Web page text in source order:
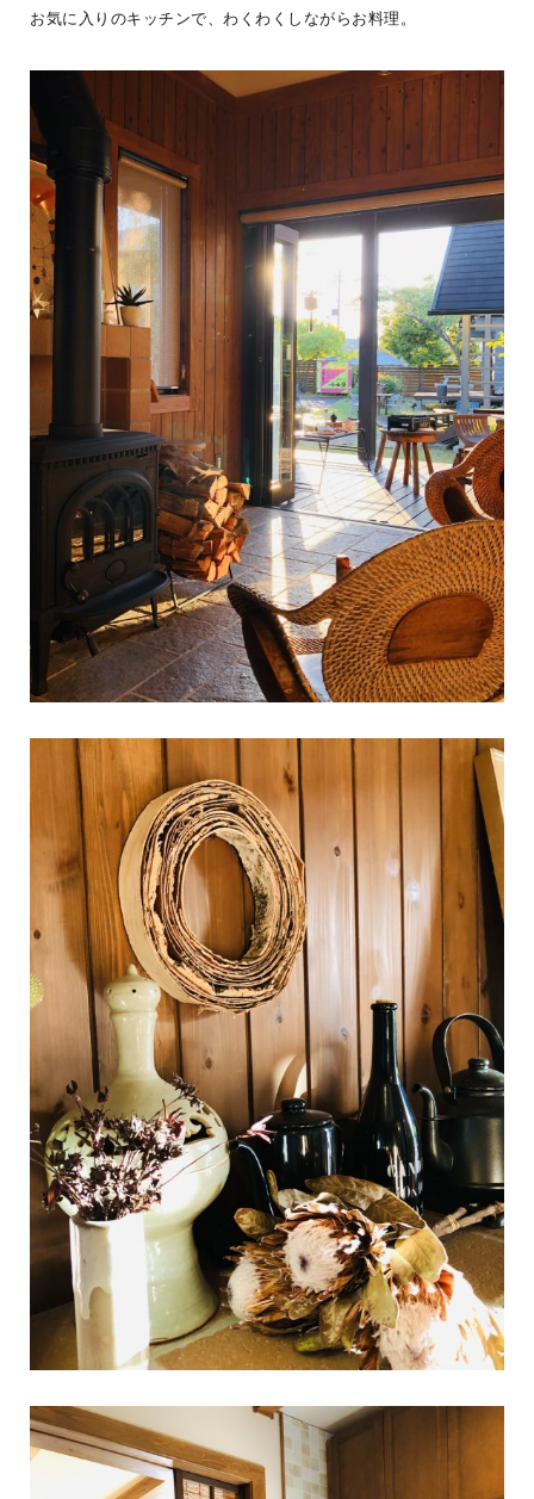
シェア
BESS札幌
北海道江別市
sapporo.bess.jp
【木の家に暮らして変わったこと】木の家に暮らし始めると、毎日
の中に、小さな変化が増えていきます。・裸足で歩くことが増え
た。・家で過ごす時間が
...続きを読む
LOGWAYだより 全国のBESS
シェア
2026年08月07日
BESS新潟
新潟県新潟市
niigata.bess.jp
お気に入りのキッチンで、わくわくしながらお料理。